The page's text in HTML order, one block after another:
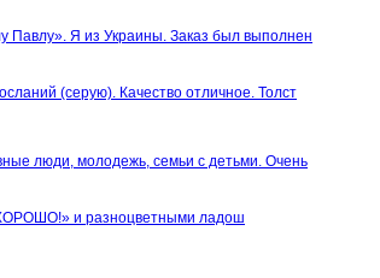
Павлу». Я из Украины. Заказ был выполнен
(серую). Качество отличное. Толст
люди, молодежь, семьи с детьми. Очень
и разноцветными ладош